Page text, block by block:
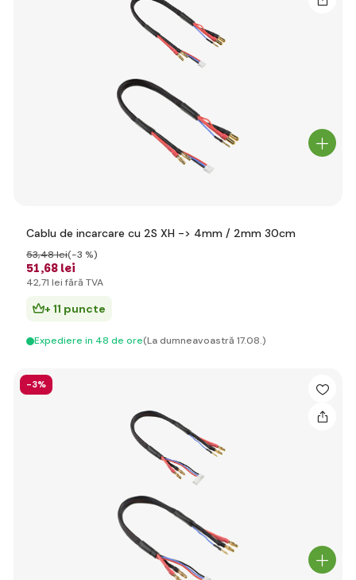
Cablu de incarcare cu 2S XH -> 4mm / 2mm 30cm
51,68 lei
53,48 lei(-3 %)
42,71 lei fără TVA
+ 11 puncte
Expediere in 48 de ore(La dumneavoastră 17.08.)
-3%